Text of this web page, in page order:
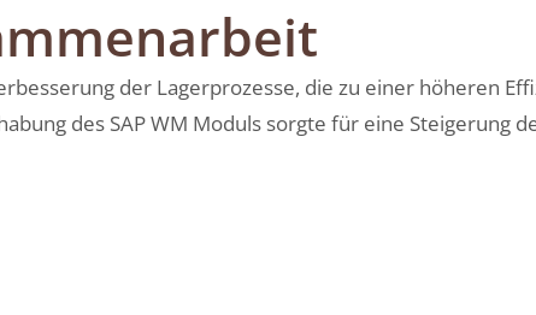
der Lagerprozesse, die zu einer höheren
des SAP WM Moduls sorgte für eine Steigerung